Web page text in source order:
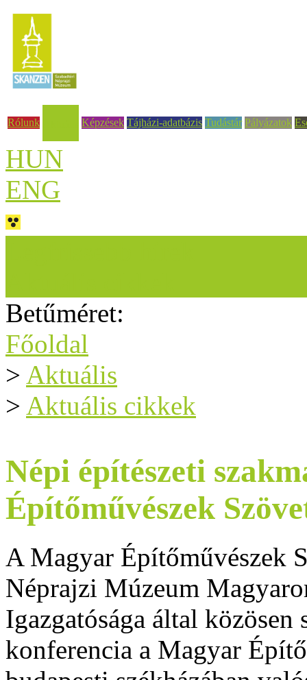
Rólunk Képzések Tájházi-adatbázis Tudástár Pályázatok
HUN
ENG
Betűméret:
Főoldal
> Aktuális
> Aktuális cikkek
Népi építészeti
Építőművészek
A Magyar Építőművészek
Néprajzi Múzeum
Igazgatósága által
konferencia a Magyar